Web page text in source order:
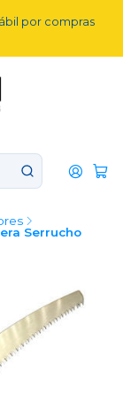
por compras
Serrucho